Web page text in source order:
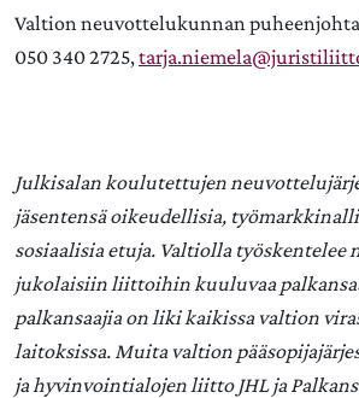
Valtion neuvottelukunnan
050 340 2725,
Julkisalan koulutettujen
jäsentensä oikeudellisia,
sosiaalisia etuja. Valtiolla työskentelee
jukolaisiin liittoihin kuuluvaa
palkansaajia on liki kaikissa valtion
laitoksissa. Muita valtion
ja hyvinvointialojen liitto JHL ja